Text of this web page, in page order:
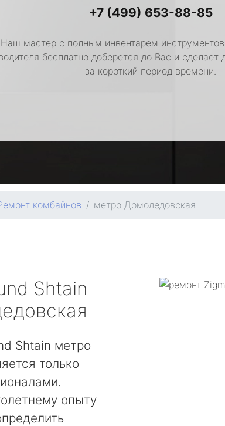
+7 (499) 653-88-85
Наш мастер с полным инвентарем
бесплатно доберется до Вас и сделает
за короткий период времени.
комбайнов метро Домодедовская
Shtain
Shtain метро
только
опыту